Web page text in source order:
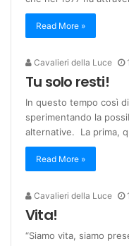
Read More »
Cavalieri della Luce
Tu solo resti!
In questo tempo così
sperimentando la
alternative. La prima,
Read More »
Cavalieri della Luce
Vita!
“Siamo vita, siamo